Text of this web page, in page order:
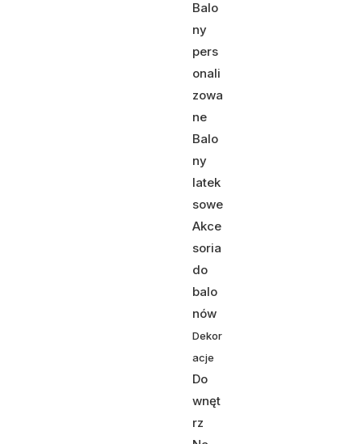
Balo
ny
pers
onali
zowa
ne
Balo
ny
latek
sowe
Akce
soria
do
balo
nów
Dekor
acje
Do
wnęt
rz